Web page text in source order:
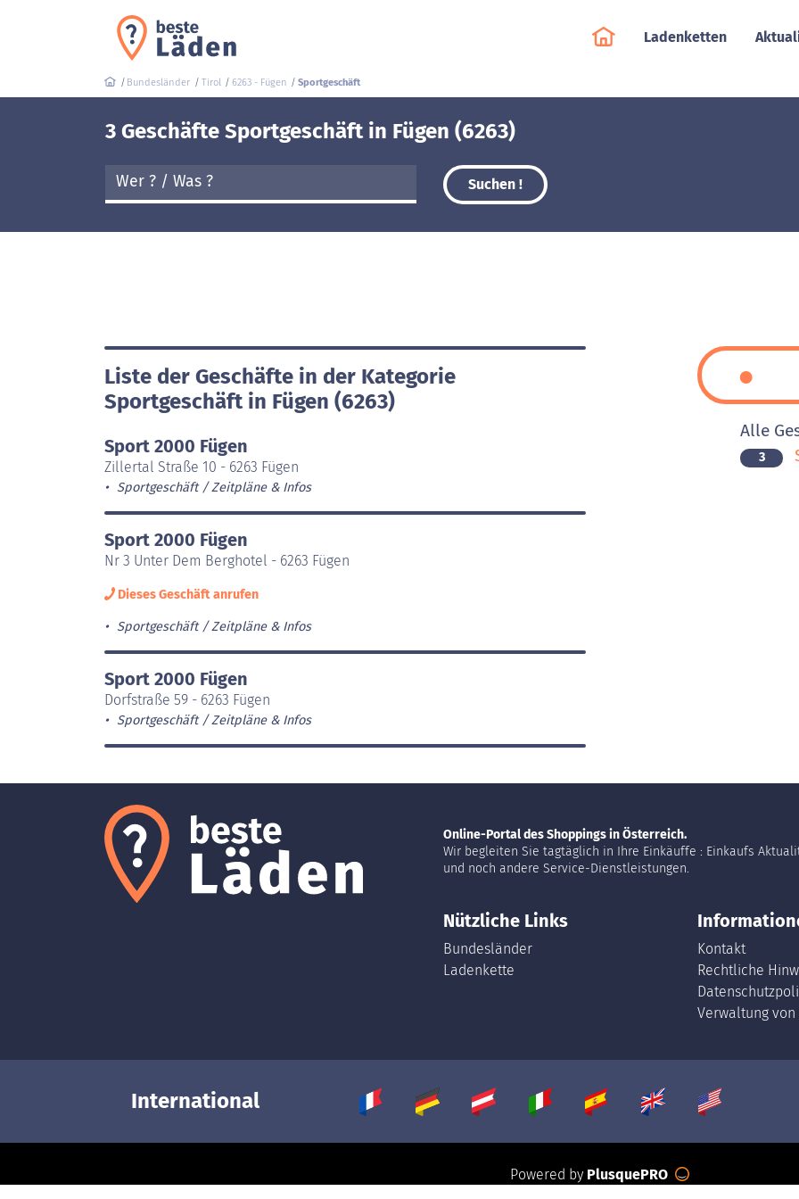
Ladenketten
Bundesländer Tirol 6263 - Fügen Sportgeschäft
3 Geschäfte Sportgeschäft in Fügen (6263)
Suchen !
Liste der Geschäfte in der Kategorie
Sportgeschäft in Fügen (6263)
Sport 2000 Fügen
Zillertal Straße 10 - 6263 Fügen
Sportgeschäft Zeitpläne & Infos
Sport 2000 Fügen
Nr 3 Unter Dem Berghotel - 6263 Fügen
Dieses Geschäft anrufen
Sportgeschäft Zeitpläne & Infos
Sport 2000 Fügen
Dorfstraße 59 - 6263 Fügen
Sportgeschäft Zeitpläne & Infos
Alle
3
Online-Portal des Shoppings in Österreich.
Wir begleiten Sie tagtäglich in Ihre Einkäuffe : Einkaufs
und noch andere Service-Dienstleistungen.
Nützliche Links
Bundesländer
Ladenkette
Kontakt
Rechtliche
Verwaltung von
International
Powered by PlusquePRO